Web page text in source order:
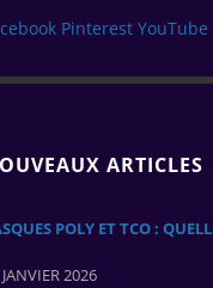
Pinterest YouTube
ARTICLES
POLY ET TCO :
2026